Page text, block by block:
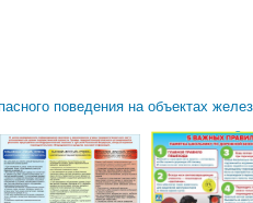
поведения на объектах